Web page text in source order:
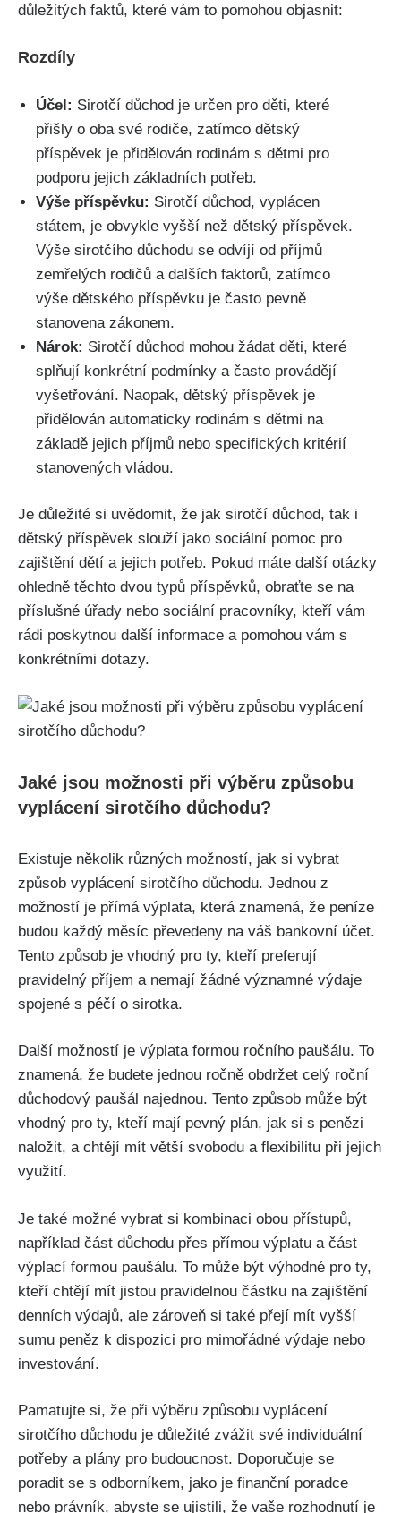
důležitých faktů, které vám to pomohou objasnit:
Rozdíly
Účel: Sirotčí důchod je určen pro děti, které
přišly o oba své rodiče, zatímco dětský
příspěvek je přidělován rodinám s dětmi pro
podporu jejich základních potřeb.
Výše příspěvku: Sirotčí důchod, vyplácen
státem, je obvykle vyšší než dětský příspěvek.
Výše sirotčího důchodu se odvíjí od příjmů
zemřelých rodičů a dalších faktorů, zatímco
výše dětského příspěvku je často pevně
stanovena zákonem.
Nárok: Sirotčí důchod mohou žádat děti, které
splňují konkrétní podmínky a často provádějí
vyšetřování. Naopak, dětský příspěvek je
přidělován automaticky rodinám s dětmi na
základě jejich příjmů nebo specifických kritérií
stanovených vládou.
Je důležité si uvědomit, že jak sirotčí důchod, tak i
dětský příspěvek slouží jako sociální pomoc pro
zajištění dětí a jejich potřeb. Pokud máte další otázky
ohledně těchto dvou typů příspěvků, obraťte se na
příslušné úřady nebo sociální pracovníky, kteří vám
rádi poskytnou další informace a pomohou vám s
konkrétními dotazy.
Jaké jsou možnosti při výběru způsobu
vyplácení sirotčího důchodu?
Existuje několik různých možností, jak si vybrat
způsob vyplácení sirotčího důchodu. Jednou z
možností je přímá výplata, která znamená, že peníze
budou každý měsíc převedeny na váš bankovní účet.
Tento způsob je vhodný pro ty, kteří preferují
pravidelný příjem a nemají žádné významné výdaje
spojené s péčí o sirotka.
Další možností je výplata formou ročního paušálu. To
znamená, že budete jednou ročně obdržet celý roční
důchodový paušál najednou. Tento způsob může být
vhodný pro ty, kteří mají pevný plán, jak si s penězi
naložit, a chtějí mít větší svobodu a flexibilitu při jejich
využití.
Je také možné vybrat si kombinaci obou přístupů,
například část důchodu přes přímou výplatu a část
výplací formou paušálu. To může být výhodné pro ty,
kteří chtějí mít jistou pravidelnou částku na zajištění
denních výdajů, ale zároveň si také přejí mít vyšší
sumu peněz k dispozici pro mimořádné výdaje nebo
investování.
Pamatujte si, že při výběru způsobu vyplácení
sirotčího důchodu je důležité zvážit své individuální
potřeby a plány pro budoucnost. Doporučuje se
poradit se s odborníkem, jako je finanční poradce
nebo právník, abyste se ujistili, že vaše rozhodnutí je